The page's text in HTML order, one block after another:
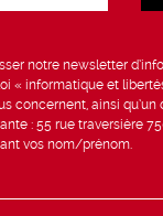
notre newsletter
« informatique et
concernent, ainsi
: 55 rue traversière
vos nom/prénom.